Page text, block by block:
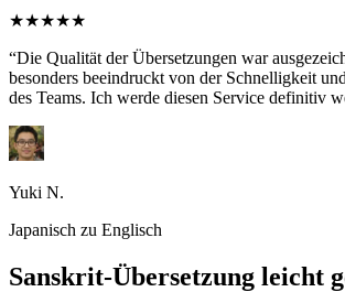
★★★★★
“Die Qualität der Übersetzungen war
besonders beeindruckt von der Schnelligkeit
des Teams. Ich werde diesen Service definitiv
Yuki N.
Japanisch zu Englisch
Sanskrit-Übersetzung leicht